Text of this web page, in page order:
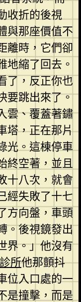
收折的後視
與那座價值不
離時，它們卻
地縮了回去。
了，反正你也
要跳出來了。
雲、覆蓋著鏽
塔，正在那片
光。這棟停車
終空著，並且
十八次，就會
經失敗了十七
方向盤，車頭
。後視鏡發出
界。」他沒有
所他那顫抖
位入口處的一
是撞擊，而是